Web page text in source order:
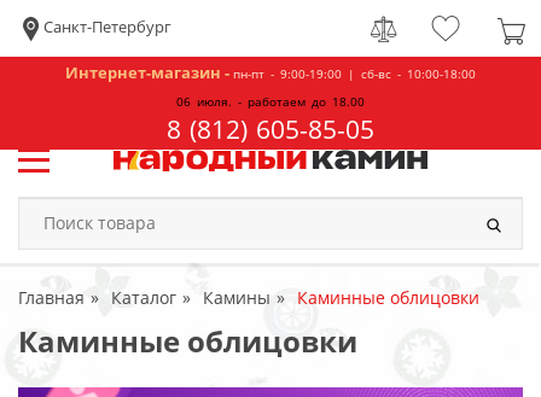
Санкт-Петербург
Интернет-магазин - пн-пт - 9:00-19:00 | сб-вс - 10:00-18:00
06 июля. - работаем до 18.00
8 (812) 605-85-05
Главная Каталог Камины Каминные облицовки
Каминные облицовки